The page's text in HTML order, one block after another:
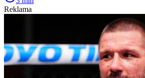
Reklama